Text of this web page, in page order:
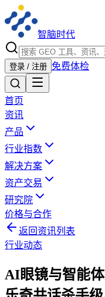
智脑时代
登录 / 注册 免费体检
首页
资讯
产品
行业指数
解决方案
资产交易
研究院
价格与合作
返回资讯列表
行业动态
AI眼镜与智能